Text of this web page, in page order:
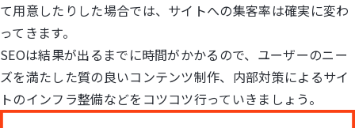
て用意したりした場合では、サイトへの集客率は確実に変わ
ってきます。
SEOは結果が出るまでに時間がかかるので、ユーザーのニー
ズを満たした質の良いコンテンツ制作、内部対策によるサイ
トのインフラ整備などをコツコツ行っていきましょう。